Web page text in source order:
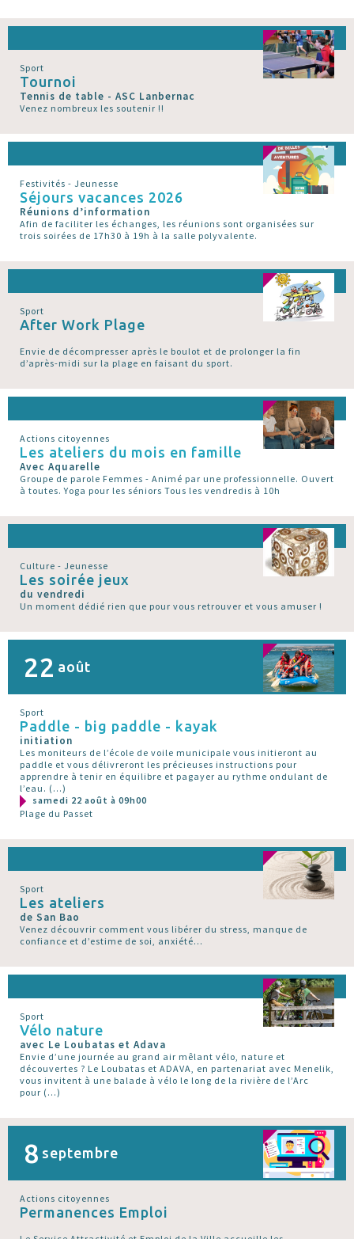
Sport
Tournoi
Tennis de table - ASC Lanbernac
Venez nombreux les soutenir !!
Festivités - Jeunesse
Séjours vacances 2026
Réunions d’information
Afin de faciliter les échanges, les réunions sont organisées sur
trois soirées de 17h30 à 19h à la salle polyvalente.
Sport
After Work Plage
Envie de décompresser après le boulot et de prolonger la fin
d’après-midi sur la plage en faisant du sport.
Actions citoyennes
Les ateliers du mois en famille
Avec Aquarelle
Groupe de parole Femmes - Animé par une professionnelle. Ouvert
à toutes. Yoga pour les séniors Tous les vendredis à 10h
Culture - Jeunesse
Les soirée jeux
du vendredi
Un moment dédié rien que pour vous retrouver et vous amuser !
22 août
Sport
Paddle - big paddle - kayak
initiation
Les moniteurs de l’école de voile municipale vous initieront au
paddle et vous délivreront les précieuses instructions pour
apprendre à tenir en équilibre et pagayer au rythme ondulant de
l’eau. (…)
samedi 22 août à 09h00
Plage du Passet
Sport
Les ateliers
de San Bao
Venez découvrir comment vous libérer du stress, manque de
confiance et d’estime de soi, anxiété...
Sport
Vélo nature
avec Le Loubatas et Adava
Envie d’une journée au grand air mêlant vélo, nature et
découvertes ? Le Loubatas et ADAVA, en partenariat avec Menelik,
vous invitent à une balade à vélo le long de la rivière de l’Arc
pour (…)
8 septembre
Actions citoyennes
Permanences Emploi